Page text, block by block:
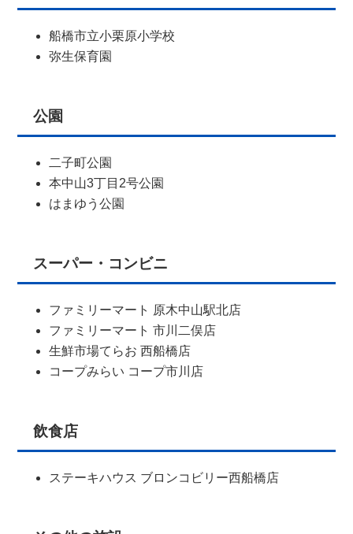
船橋市立小栗原小学校
弥生保育園
公園
二子町公園
本中山3丁目2号公園
はまゆう公園
スーパー・コンビニ
ファミリーマート 原木中山駅北店
ファミリーマート 市川二俣店
生鮮市場てらお 西船橋店
コープみらい コープ市川店
飲食店
ステーキハウス ブロンコビリー西船橋店